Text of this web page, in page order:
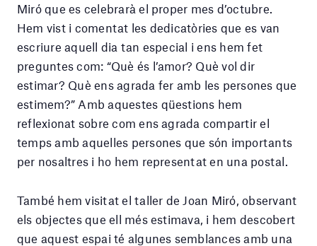
Miró que es celebrarà el proper mes d’octubre.
Hem vist i comentat les dedicatòries que es van
escriure aquell dia tan especial i ens hem fet
preguntes com: “Què és l’amor? Què vol dir
estimar? Què ens agrada fer amb les persones que
estimem?” Amb aquestes qüestions hem
reflexionat sobre com ens agrada compartir el
temps amb aquelles persones que són importants
per nosaltres i ho hem representat en una postal.
També hem visitat el taller de Joan Miró, observant
els objectes que ell més estimava, i hem descobert
que aquest espai té algunes semblances amb una